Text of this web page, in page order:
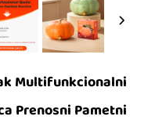
Multifunkcionalni
Prenosni Pametni